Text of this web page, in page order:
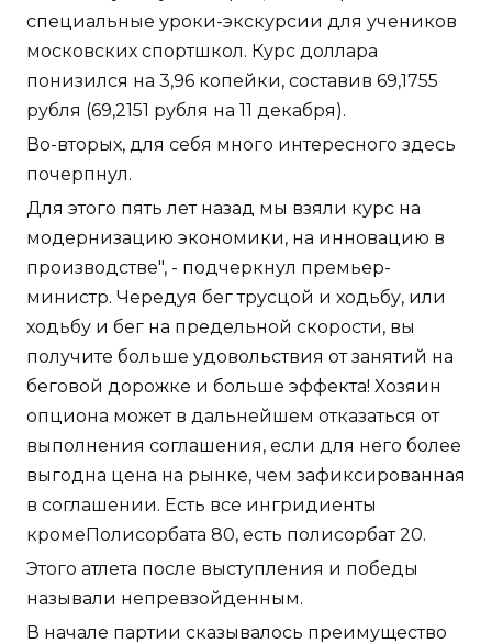
специальные уроки-экскурсии для учеников
московских спортшкол. Курс доллара
понизился на 3,96 копейки, составив 69,1755
рубля (69,2151 рубля на 11 декабря).
Во-вторых, для себя много интересного здесь
почерпнул.
Для этого пять лет назад мы взяли курс на
модернизацию экономики, на инновацию в
производстве", - подчеркнул премьер-
министр. Чередуя бег трусцой и ходьбу, или
ходьбу и бег на предельной скорости, вы
получите больше удовольствия от занятий на
беговой дорожке и больше эффекта! Хозяин
опциона может в дальнейшем отказаться от
выполнения соглашения, если для него более
выгодна цена на рынке, чем зафиксированная
в соглашении. Есть все ингридиенты
кромеПолисорбата 80, есть полисорбат 20.
Этого атлета после выступления и победы
называли непревзойденным.
В начале партии сказывалось преимущество